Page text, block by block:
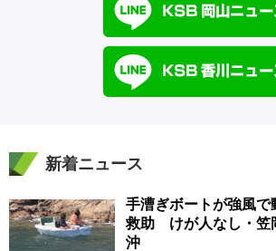
新着ニュース
手漕ぎボートが強風
救助 けが人なし・笠
沖